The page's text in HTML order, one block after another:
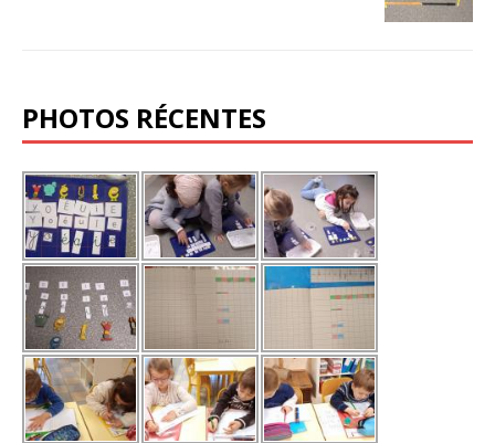
PHOTOS RÉCENTES